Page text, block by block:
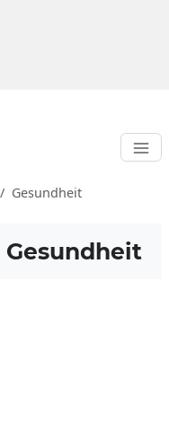
Gesundheit
Gesundheit